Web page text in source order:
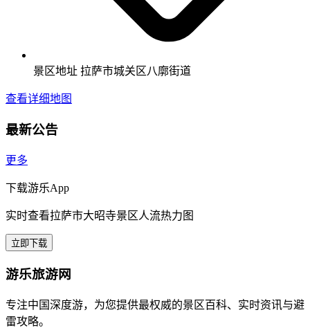
景区地址 拉萨市城关区八廓街道
查看详细地图
最新公告
更多
下载游乐App
实时查看拉萨市大昭寺景区人流热力图
立即下载
游乐旅游网
专注中国深度游，为您提供最权威的景区百科、实时资讯与避
雷攻略。